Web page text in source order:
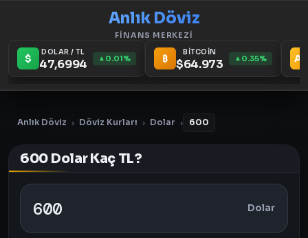
Anlık Döviz
FİNANS MERKEZİ
$
DOLAR / TL
47,6994 ▲ 0.01% ₿
BİTCOİN
$64.973 ▲ 0.35% Au
Anlık Döviz › Döviz Kurları › Dolar › 600
600 Dolar Kaç TL?
Dolar